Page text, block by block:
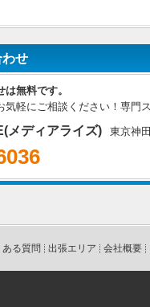
せ
無料です。
軽にご相談ください！専門
メディアライズ) 東京神
ある質問 出張エリア 会社概要